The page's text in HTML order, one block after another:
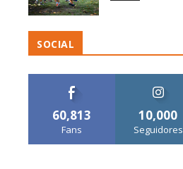
SOCIAL
60,813
Fans
10,000
Seguidores